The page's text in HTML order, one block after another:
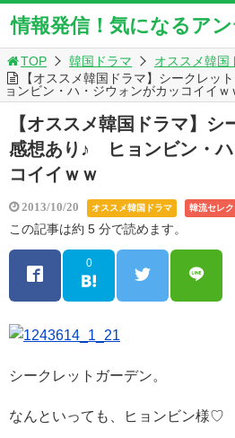
情報発信！気になるア
TOP 韓国ドラマ
オススメ韓国
【オススメ韓国ドラマ】シークレッ
ョンビン・ハ・ジウォンがカッコイイｗ
【オススメ韓国ドラマ】シ
感想あり♪ ヒョンビン・ハ
コイイｗｗ
2013/10/20 オススメ韓国ドラマ 韓流セレク
この記事は約 5 分で読めます。
0
シークレットガーデン。
なんといっても、ヒョンビン様♡